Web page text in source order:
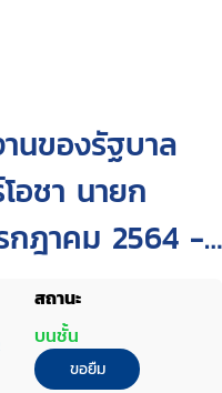
นของรัฐบาล
อชา นายก
ฎาคม 2564 -
สถานะ
บนชั้น
ขอยืม